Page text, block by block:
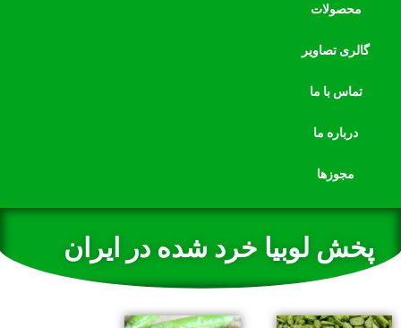
محصولات
گالری تصاویر
تماس با ما
درباره ما
مجوزها
پخش لوبیا خرد شده در ایران